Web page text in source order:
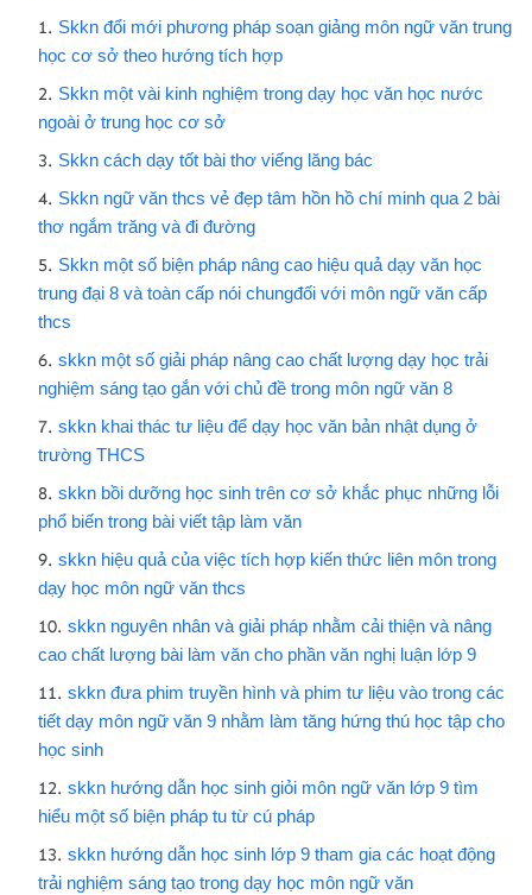
Skkn đổi mới phương pháp soạn giảng môn ngữ văn trung
học cơ sở theo hướng tích hợp
Skkn một vài kinh nghiệm trong dạy học văn học nước
ngoài ở trung học cơ sở
Skkn cách dạy tốt bài thơ viếng lăng bác
Skkn ngữ văn thcs vẻ đẹp tâm hồn hồ chí minh qua 2 bài
thơ ngắm trăng và đi đường
Skkn một số biện pháp nâng cao hiệu quả dạy văn học
trung đại 8 và toàn cấp nói chungđối với môn ngữ văn cấp
thcs
skkn một số giải pháp nâng cao chất lượng dạy học trải
nghiệm sáng tạo gắn với chủ đề trong môn ngữ văn 8
skkn khai thác tư liệu để dạy học văn bản nhật dụng ở
trường THCS
skkn bồi dưỡng học sinh trên cơ sở khắc phục những lỗi
phổ biến trong bài viết tập làm văn
skkn hiệu quả của việc tích hợp kiến thức liên môn trong
dạy học môn ngữ văn thcs
skkn nguyên nhân và giải pháp nhằm cải thiện và nâng
cao chất lượng bài làm văn cho phần văn nghị luận lớp 9
skkn đưa phim truyền hình và phim tư liệu vào trong các
tiết dạy môn ngữ văn 9 nhằm làm tăng hứng thú học tập cho
học sinh
skkn hướng dẫn học sinh giỏi môn ngữ văn lớp 9 tìm
hiểu một số biện pháp tu từ cú pháp
skkn hướng dẫn học sinh lớp 9 tham gia các hoạt động
trải nghiệm sáng tạo trong dạy học môn ngữ văn